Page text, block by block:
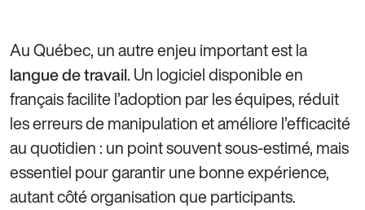
Au Québec, un autre enjeu important est la
langue de travail. Un logiciel disponible en
français facilite l’adoption par les équipes, réduit
les erreurs de manipulation et améliore l’efficacité
au quotidien : un point souvent sous-estimé, mais
essentiel pour garantir une bonne expérience,
autant côté organisation que participants.